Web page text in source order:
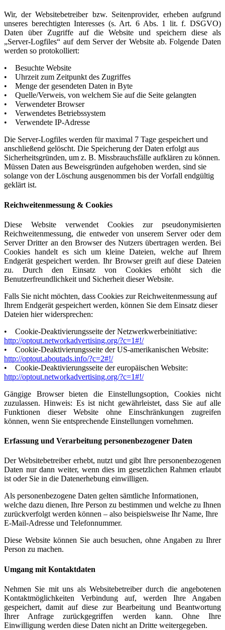
Wir, der Websitebetreiber bzw. Seitenprovider, erheben aufgrund
unseres berechtigten Interesses (s. Art. 6 Abs. 1 lit. f. DSGVO)
Daten über Zugriffe auf die Website und speichern diese als
„Server-Logfiles“ auf dem Server der Website ab. Folgende Daten
werden so protokolliert:
• Besuchte Website
• Uhrzeit zum Zeitpunkt des Zugriffes
• Menge der gesendeten Daten in Byte
• Quelle/Verweis, von welchem Sie auf die Seite gelangten
• Verwendeter Browser
• Verwendetes Betriebssystem
• Verwendete IP-Adresse
Die Server-Logfiles werden für maximal 7 Tage gespeichert und
anschließend gelöscht. Die Speicherung der Daten erfolgt aus
Sicherheitsgründen, um z. B. Missbrauchsfälle aufklären zu können.
Müssen Daten aus Beweisgründen aufgehoben werden, sind sie
solange von der Löschung ausgenommen bis der Vorfall endgültig
geklärt ist.
Reichweitenmessung & Cookies
Diese Website verwendet Cookies zur pseudonymisierten
Reichweitenmessung, die entweder von unserem Server oder dem
Server Dritter an den Browser des Nutzers übertragen werden. Bei
Cookies handelt es sich um kleine Dateien, welche auf Ihrem
Endgerät gespeichert werden. Ihr Browser greift auf diese Dateien
zu. Durch den Einsatz von Cookies erhöht sich die
Benutzerfreundlichkeit und Sicherheit dieser Website.
Falls Sie nicht möchten, dass Cookies zur Reichweitenmessung auf
Ihrem Endgerät gespeichert werden, können Sie dem Einsatz dieser
Dateien hier widersprechen:
• Cookie-Deaktivierungsseite der Netzwerkwerbeinitiative:
http://optout.networkadvertising.org/?c=1#!/
• Cookie-Deaktivierungsseite der US-amerikanischen Website:
http://optout.aboutads.info/?c=2#!/
• Cookie-Deaktivierungsseite der europäischen Website:
http://optout.networkadvertising.org/?c=1#!/
Gängige Browser bieten die Einstellungsoption, Cookies nicht
zuzulassen. Hinweis: Es ist nicht gewährleistet, dass Sie auf alle
Funktionen dieser Website ohne Einschränkungen zugreifen
können, wenn Sie entsprechende Einstellungen vornehmen.
Erfassung und Verarbeitung personenbezogener Daten
Der Websitebetreiber erhebt, nutzt und gibt Ihre personenbezogenen
Daten nur dann weiter, wenn dies im gesetzlichen Rahmen erlaubt
ist oder Sie in die Datenerhebung einwilligen.
Als personenbezogene Daten gelten sämtliche Informationen,
welche dazu dienen, Ihre Person zu bestimmen und welche zu Ihnen
zurückverfolgt werden können – also beispielsweise Ihr Name, Ihre
E-Mail-Adresse und Telefonnummer.
Diese Website können Sie auch besuchen, ohne Angaben zu Ihrer
Person zu machen.
Umgang mit Kontaktdaten
Nehmen Sie mit uns als Websitebetreiber durch die angebotenen
Kontaktmöglichkeiten Verbindung auf, werden Ihre Angaben
gespeichert, damit auf diese zur Bearbeitung und Beantwortung
Ihrer Anfrage zurückgegriffen werden kann. Ohne Ihre
Einwilligung werden diese Daten nicht an Dritte weitergegeben.